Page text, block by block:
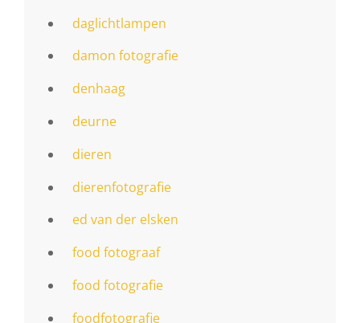
daglichtlampen
damon fotografie
denhaag
deurne
dieren
dierenfotografie
ed van der elsken
food fotograaf
food fotografie
foodfotografie